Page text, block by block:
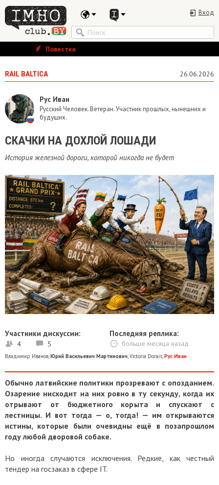
Вход
Повестка
RAIL BALTICA 26.06.2026
Рус Иван
Русский Человек. Ветеран. Участник прошлых, нынешних и
будущих.
СКАЧКИ НА ДОХЛОЙ ЛОШАДИ
История железной дороги, которой никогда не будет
Участники дискуссии:
4 5
Последняя реплика:
больше месяца назад
Владимир Иванов,Юрий Васильевич Мартинович,Victoria Dorais,Рус Иван
Обычно латвийские политики прозревают с опозданием.
Озарение нисходит на них ровно в ту секунду, когда их
отрывают от бюджетного корыта и спускают с
лестницы. И вот тогда — о, тогда! — им открываются
истины, которые были очевидны ещё в позапрошлом
году любой дворовой собаке.
Но иногда случаются исключения. Редкие, как честный
тендер на госзаказ в сфере IT.